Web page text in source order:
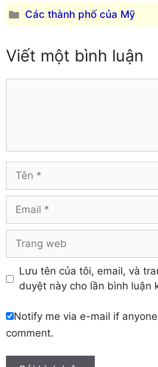
Danh
mục
Các thành phố của Mỹ
Viết một bình luận
Tên
Email
Trang
Lưu tên của tôi, email, và
duyệt này cho lần bình luận
Notify me via e-mail if
comment.